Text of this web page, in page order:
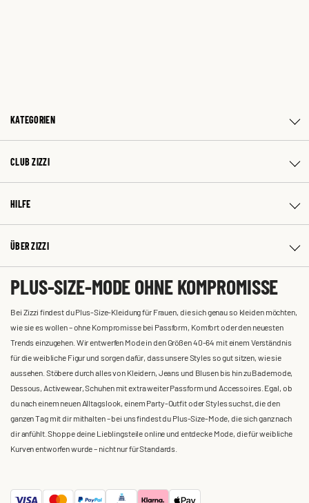
KATEGORIEN
CLUB ZIZZI
HILFE
ÜBER ZIZZI
PLUS-SIZE-MODE OHNE KOMPROMISSE
Bei Zizzi findest du Plus-Size-Kleidung für Frauen, die sich genau so kleiden möchten,
wie sie es wollen – ohne Kompromisse bei Passform, Komfort oder den neuesten
Trends einzugehen. Wir entwerfen Mode in den Größen 40-64 mit einem Verständnis
für die weibliche Figur und sorgen dafür, dass unsere Styles so gut sitzen, wie sie
aussehen. Stöbere durch alles von Kleidern, Jeans und Blusen bis hin zu Bademode,
Dessous, Activewear, Schuhen mit extra weiter Passform und Accessoires. Egal, ob
du nach einem neuen Alltagslook, einem Party-Outfit oder Styles suchst, die den
ganzen Tag mit dir mithalten – bei uns findest du Plus-Size-Mode, die sich ganz nach
dir anfühlt. Shoppe deine Lieblingsteile online und entdecke Mode, die für weibliche
Kurven entworfen wurde – nicht nur für Standards.